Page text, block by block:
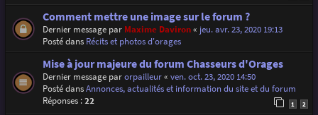
Comment mettre une image sur le forum ?
Dernier message par Maxime Daviron« jeu. avr. 23, 2020 19:13
Posté dans Récits et photos d'orages
Mise à jour majeure du forum Chasseurs d'Orages
Dernier message parorpailleur« ven. oct. 23, 2020 14:50
Posté dansAnnonces, actualités et information du site et du forum
Réponses :22 1 2